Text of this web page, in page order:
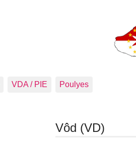
VDA / PIE Poulyes
Vôd (VD)